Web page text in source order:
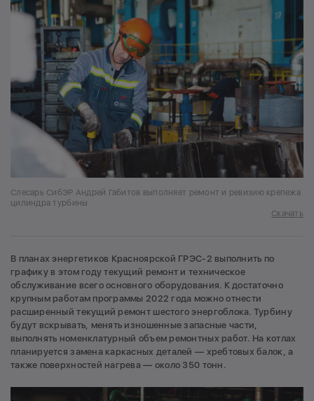
Слесарь СибЭР Андрей Габитов выполняет ремонт и ревизию крепежа
цилиндра турбины
Скачать
В планах энергетиков Красноярской ГРЭС-2 выполнить по
графику в этом году текущий ремонт и техническое
обслуживание всего основного оборудования. К достаточно
крупным работам программы 2022 года можно отнести
расширенный текущий ремонт шестого энергоблока. Турбину
будут вскрывать, менять изношенные запасные части,
выполнять номенклатурный объем ремонтных работ. На котлах
планируется замена каркасных деталей — хребтовых балок, а
также поверхностей нагрева — около 350 тонн.